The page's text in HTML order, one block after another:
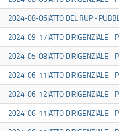
2024-08-06|ATTO DEL RUP -
2024-09-17|ATTO DIRIGENZIALE -
2024-05-08|ATTO DIRIGENZIALE -
2024-06-11|ATTO DIRIGENZIALE -
2024-06-12|ATTO DIRIGENZIALE -
2024-06-11|ATTO DIRIGENZIALE -